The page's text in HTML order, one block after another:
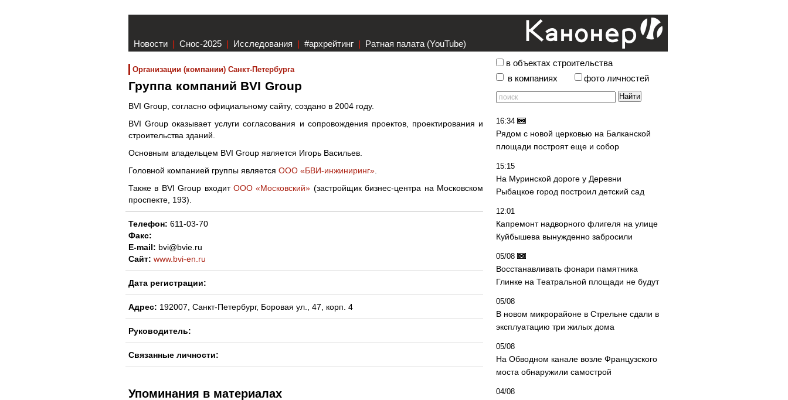
Новости | Снос-2025 | Исследования | #архрейтинг | Ратная палата (YouTube)
Организации (компании) Санкт-Петербурга
Группа компаний BVI Group
BVI Group, согласно официальному сайту, создано в 2004 году.
BVI Group оказывает услуги согласования и сопровождения проектов, проектирования и
строительства зданий.
Основным владельцем BVI Group является Игорь Васильев.
Головной компанией группы является ООО «БВИ-инжиниринг»
Также в BVI Group входит ООО «Московский» (застройщик бизнес-центра на Московском
проспекте, 193).
Телефон: 611-03-70
Факс:
E-mail: bvi@bvie.ru
Сайт: www.bvi-en.ru
Дата регистрации:
Адрес: 192007, Санкт-Петербург, Боровая ул., 47, корп. 4
Руководитель:
Связанные личности:
Упоминания в материалах
в объектах строительства
в компаниях
фото личностей
16:34
Рядом с новой церковью на Балканской
площади построят еще и собор
15:15
На Муринской дороге у Деревни
Рыбацкое город построил детский сад
12:01
Капремонт надворного флигеля на улице
Куйбышева вынужденно забросили
05/08
Восстанавливать фонари памятника
Глинке на Театральной площади не будут
05/08
В новом микрорайоне в Стрельне сдали в
эксплуатацию три жилых дома
05/08
На Обводном канале возле Французского
моста обнаружили самострой
04/08